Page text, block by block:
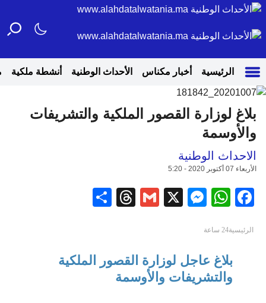
الرئيسية أخبار مكناس الأحداث الوطنية أنشطة ملكية
بلاغ لوزارة القصور الملكية والتشريفات
والأوسمة
الاحداث الوطنية
الأربعاء 07 أكتوبر 2020 - 5:20
Facebook
WhatsApp
Messenger
X
Gmail
Threads
الرئيسية24 ساعة
بلاغ عاجل لوزارة القصور الملكية
والتشريفات والأوسمة